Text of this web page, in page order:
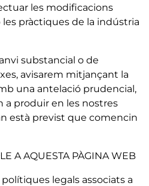
les modificacions
pràctiques de la indústria
substancial o de
avisarem mitjançant la
una antelació prudencial,
a produir en les nostres
està previst que comencin
A AQUESTA PÀGINA WEB
legals associats a